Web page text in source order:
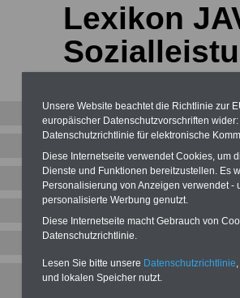
Lexikon
Unsere Website beachtet die Richtlinie zur
europäischer Datenschutzvorschriften
Datenschutzrichtlinie für elektronische
Diese Internetseite verwendet Cookies, um
Dienste und Funktionen bereitzustellen. Es
Personalisierung von Anzeigen verwendet
personalisierte Werbung genutzt.
Diese Internetseite macht Gebrauch von
Datenschutzrichtlinie.
Lesen Sie bitte unsere Datenschutzrichtlinie
und lokalen Speicher nutzt.